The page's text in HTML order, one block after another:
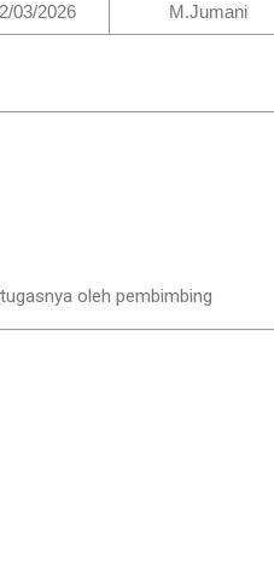
03/2026 M.Jumani
oleh pembimbing